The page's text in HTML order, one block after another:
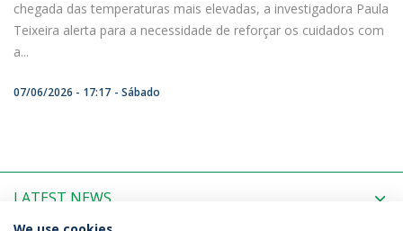
chegada das temperaturas mais elevadas, a investigadora Paula
Teixeira alerta para a necessidade de reforçar os cuidados com
a...
07/06/2026 - 17:17 Sábado
LATEST NEWS